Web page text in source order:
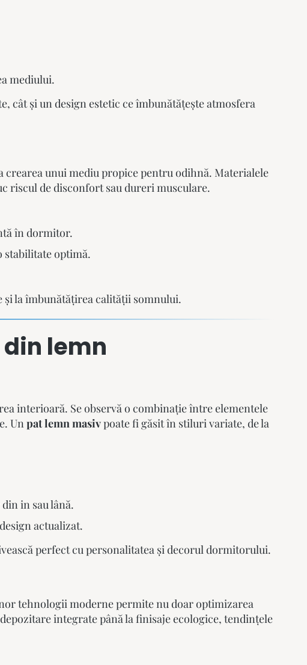
mediului.
cât și un design estetic ce îmbunătățește atmosfera
crearea unui mediu propice pentru odihnă. Materialele
riscul de disconfort sau dureri musculare.
în dormitor.
optimă.
la îmbunătățirea calității somnului.
lemn
interioară. Se observă o combinație între elementele
Un pat lemn masivpoate fi găsit în stiluri variate, de la
in saulână.
actualizat.
perfect cu personalitatea și decorul dormitorului.
tehnologii moderne permite nu doar optimizarea
integrate până la finisaje ecologice, tendințele